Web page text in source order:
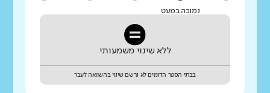
נמוכה במעט
ללא שינוי משמעותי
בבתי הספר הדומים לא נרשם שינוי בהשוואה לעבר